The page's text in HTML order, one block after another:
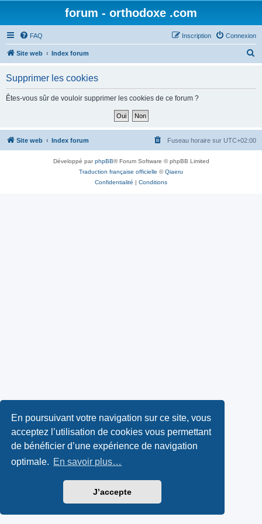
En poursuivant votre navigation sur ce site, vous
acceptez l’utilisation de cookies vous permettant
de bénéficier d’une expérience de navigation
optimale. En savoir plus…
J’accepte
forum - orthodoxe .com
FAQ Connexion
Inscription
Site web Index forum
h
Supprimer les cookies
Êtes-vous sûr de vouloir supprimer les cookies de ce forum ?
Site web Index forum Fuseau horaire sur UTC+02:00
Développé parphpBB® Forum Software © phpBB Limited
Traduction française officielle ©Qiaeru
Confidentialité | Conditions